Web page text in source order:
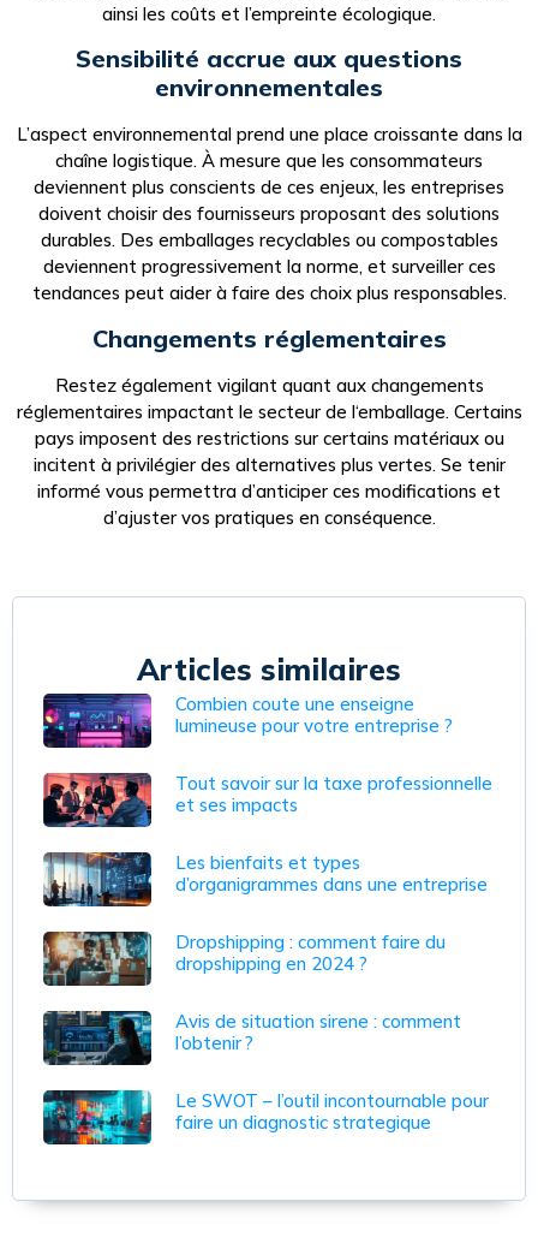
ainsi les coûts et l’empreinte écologique.
Sensibilité accrue aux questions
environnementales
L’aspect environnemental prend une place croissante dans la
chaîne logistique. À mesure que les consommateurs
deviennent plus conscients de ces enjeux, les entreprises
doivent choisir des fournisseurs proposant des solutions
durables. Des emballages recyclables ou compostables
deviennent progressivement la norme, et surveiller ces
tendances peut aider à faire des choix plus responsables.
Changements réglementaires
Restez également vigilant quant aux changements
réglementaires impactant le secteur de l‘emballage. Certains
pays imposent des restrictions sur certains matériaux ou
incitent à privilégier des alternatives plus vertes. Se tenir
informé vous permettra d’anticiper ces modifications et
d’ajuster vos pratiques en conséquence.
Articles similaires
Combien coute une enseigne
lumineuse pour votre entreprise ?
Tout savoir sur la taxe professionnelle
et ses impacts
Les bienfaits et types
d’organigrammes dans une entreprise
Dropshipping : comment faire du
dropshipping en 2024 ?
Avis de situation sirene : comment
l’obtenir ?
Le SWOT – l’outil incontournable pour
faire un diagnostic strategique